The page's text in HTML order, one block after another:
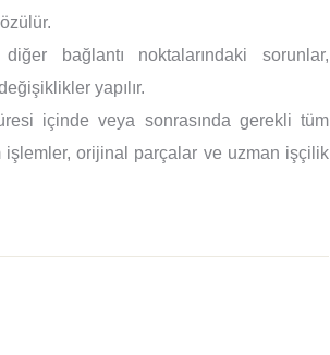
bağlantı noktalarındaki sorunlar,
yapılır.
içinde veya sonrasında gerekli tüm
işlemler, orijinal parçalar ve uzman işçilik